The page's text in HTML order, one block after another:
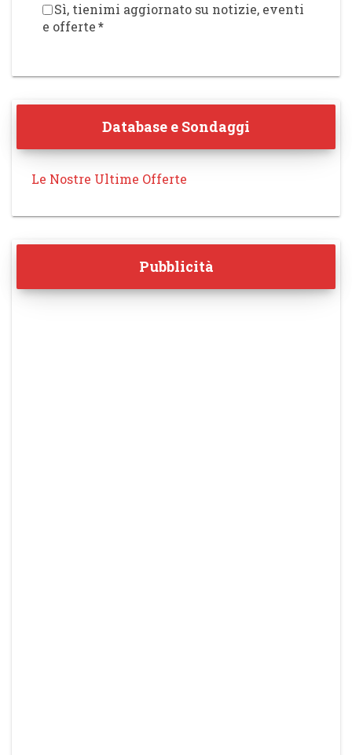
Sì, tienimi aggiornato su notizie, eventi
e offerte*
Database e Sondaggi
Le Nostre Ultime Offerte
Pubblicità